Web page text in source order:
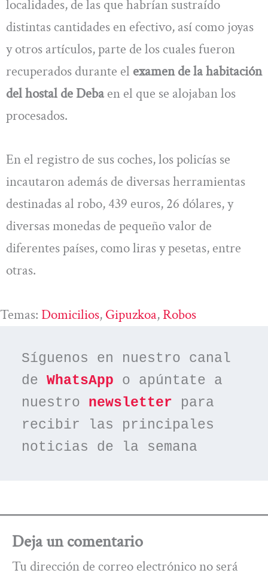
localidades, de las que habrían sustraído
distintas cantidades en efectivo, así como joyas
y otros artículos, parte de los cuales fueron
recuperados durante el examen de la habitación
del hostal de Debaen el que se alojaban los
procesados.
En el registro de sus coches, los policías se
incautaron además de diversas herramientas
destinadas al robo, 439 euros, 26 dólares, y
diversas monedas de pequeño valor de
diferentes países, como liras y pesetas, entre
otras.
Temas: Domicilios, Gipuzkoa, Robos
Síguenos en nuestro canal
de WhatsApp o apúntate a
nuestro newsletter para
recibir las principales
noticias de la semana
Deja un comentario
Tu dirección de correo electrónico no será